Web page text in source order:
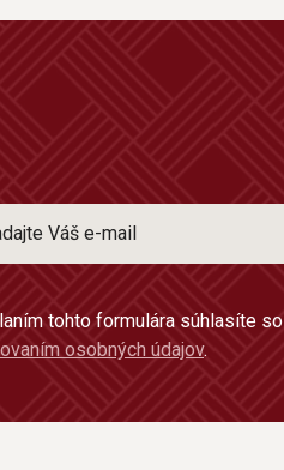
tohto formulára súhlasíte so
osobných údajov.